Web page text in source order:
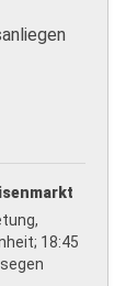
18:45